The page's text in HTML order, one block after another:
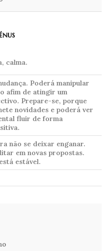
calma.
Poderá manipular
afim de atingir um
Prepare-se, porque
novidades e poderá ver
fluir de forma
não se deixar enganar.
em novas propostas.
estável.